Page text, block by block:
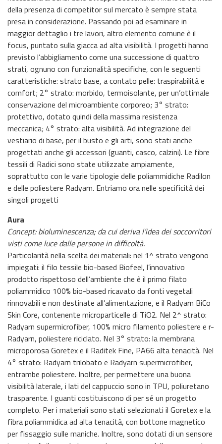
della presenza di competitor sul mercato è sempre stata
presa in considerazione. Passando poi ad esaminare in
maggior dettaglio i tre lavori, altro elemento comune è il
focus, puntato sulla giacca ad alta visibilità. I progetti hanno
previsto l’abbigliamento come una successione di quattro
strati, ognuno con funzionalità specifiche, con le seguenti
caratteristiche: strato base, a contato pelle: traspirabilità e
comfort; 2° strato: morbido, termoisolante, per un’ottimale
conservazione del microambiente corporeo; 3° strato:
protettivo, dotato quindi della massima resistenza
meccanica; 4° strato: alta visibilità. Ad integrazione del
vestiario di base, per il busto e gli arti, sono stati anche
progettati anche gli accessori (guanti, casco, calzini). Le fibre
tessili di Radici sono state utilizzate ampiamente,
soprattutto con le varie tipologie delle poliammidiche Radilon
e delle poliestere Radyarn. Entriamo ora nelle specificità dei
singoli progetti
Aura
Concept: bioluminescenza; da cui deriva l’idea dei soccorritori
visti come luce dalle persone in difficoltà.
Particolarità nella scelta dei materiali: nel 1^ strato vengono
impiegati: il filo tessile bio-based Biofeel, l’innovativo
prodotto rispettoso dell’ambiente che è il primo filato
poliammidico 100% bio-based ricavato da fonti vegetali
rinnovabili e non destinate all’alimentazione, e il Radyarn BiCo
Skin Core, contenente microparticelle di TiO2. Nel 2^ strato:
Radyarn supermicrofiber, 100% micro filamento poliestere e r-
Radyarn, poliestere riciclato. Nel 3° strato: la membrana
microporosa Goretex e il Raditek Fine, PA66 alta tenacità. Nel
4° strato: Radyarn trilobato e Radyarn supermicrofiber,
entrambe poliestere. Inoltre, per permettere una buona
visibilità laterale, i lati del cappuccio sono in TPU, poliuretano
trasparente. I guanti costituiscono di per sé un progetto
completo. Per i materiali sono stati selezionati il Goretex e la
fibra poliammidica ad alta tenacità, con bottone magnetico
per fissaggio sulle maniche. Inoltre, sono dotati di un sensore